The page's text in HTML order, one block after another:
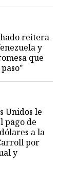
reitera
y
que
Unidos le
pago de
a la
por
y